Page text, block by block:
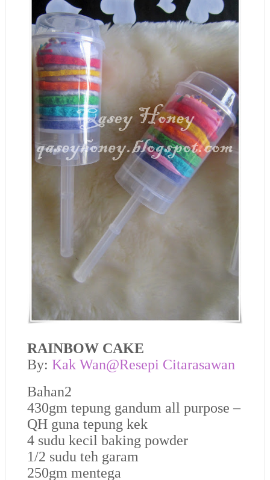
RAINBOW CAKE
By: Kak Wan@Resepi Citarasawan
Bahan2
430gm tepung gandum all purpose –
QH guna tepung kek
4 sudu kecil baking powder
1/2 sudu teh garam
250gm mentega